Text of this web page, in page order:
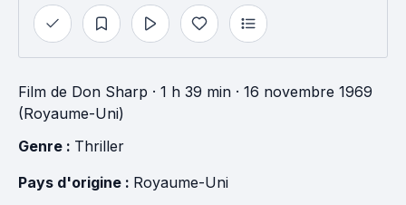
Film de Don Sharp · 1 h 39 min · 16 novembre 1969
(Royaume-Uni)
Genre : Thriller
Pays d'origine : Royaume-Uni